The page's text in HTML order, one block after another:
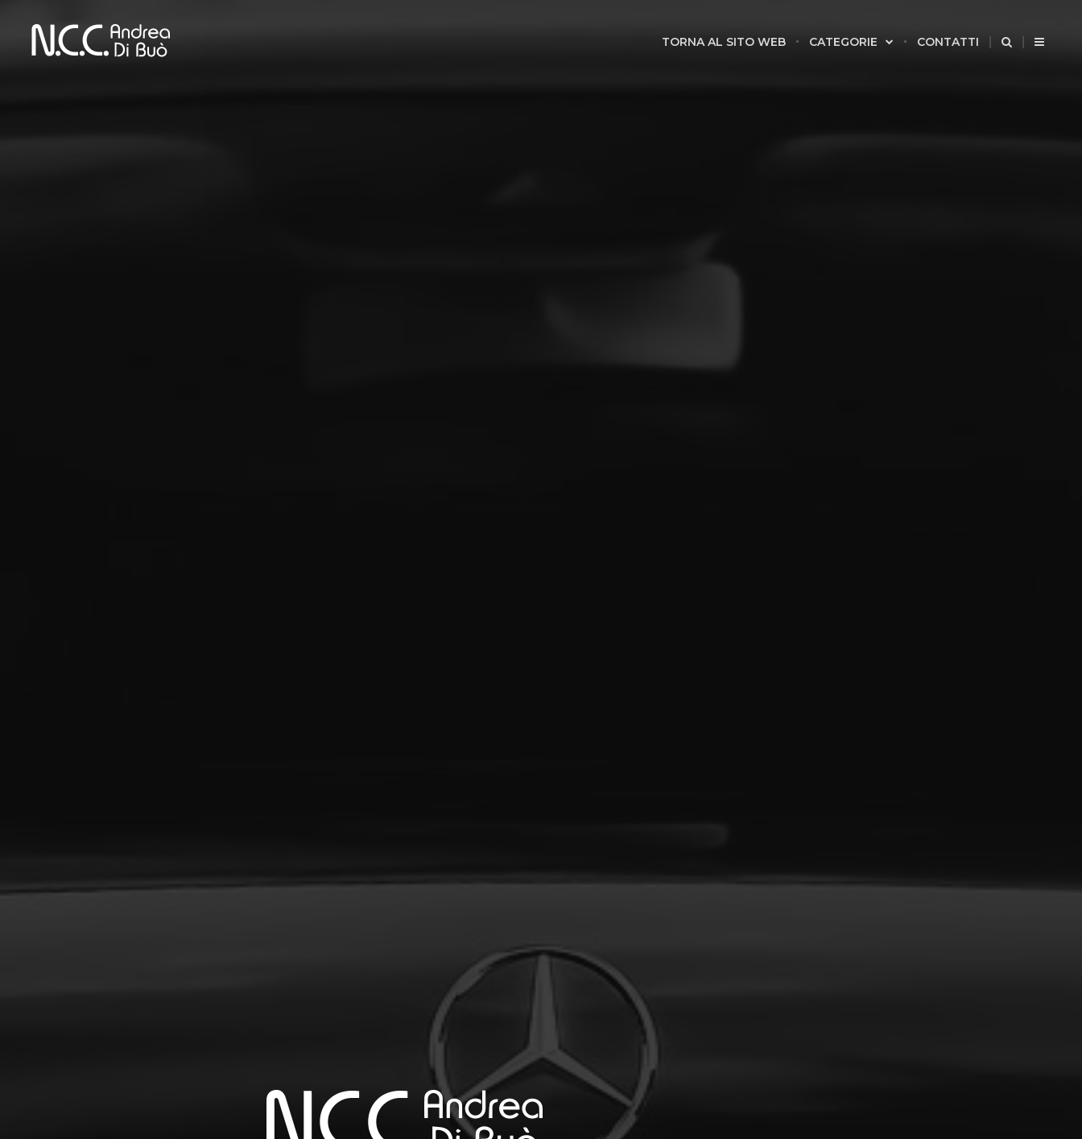
TORNA AL SITO WEB CATEGORIE CONTATTI